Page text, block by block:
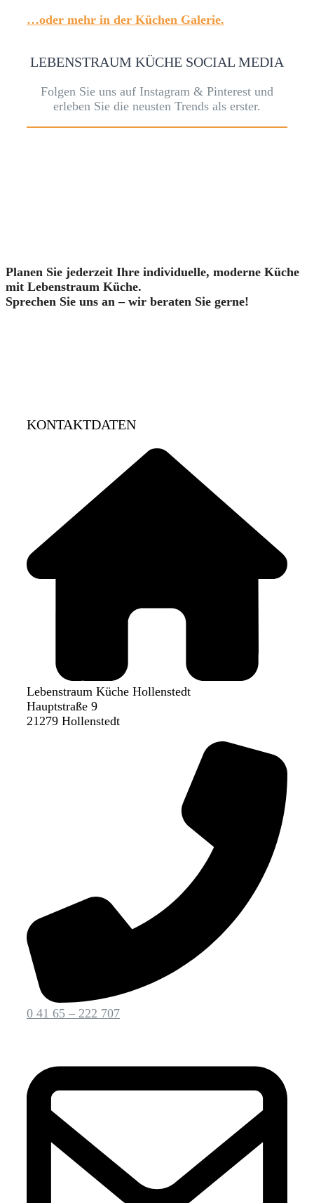
…oder mehr in der Küchen Galerie.
LEBENSTRAUM KÜCHE SOCIAL MEDIA
Folgen Sie uns auf Instagram & Pinterest und
erleben Sie die neusten Trends als erster.
Planen Sie jederzeit Ihre individuelle, moderne Küche
mit Lebenstraum Küche.
Sprechen Sie uns an – wir beraten Sie gerne!
KONTAKTDATEN
Lebenstraum Küche Hollenstedt
Hauptstraße 9
21279 Hollenstedt
0 41 65 – 222 707